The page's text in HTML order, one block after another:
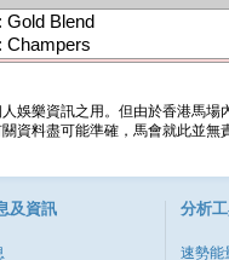
Gold Blend
Champers
娛樂資訊之用。但由於香港馬
資料盡可能準確，馬會就此並
及資訊 分析
速勢能